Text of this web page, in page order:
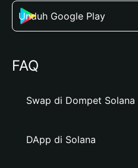
Unduh Google Play
FAQ
Swap di Dompet Solana
DApp di Solana